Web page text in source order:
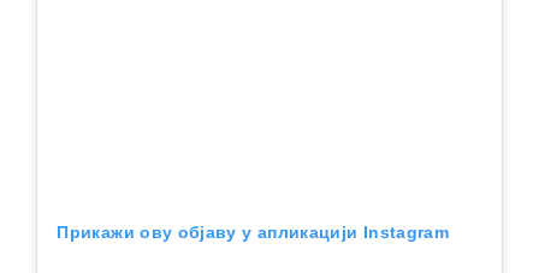
Прикажи ову објаву у апликацији Instagram